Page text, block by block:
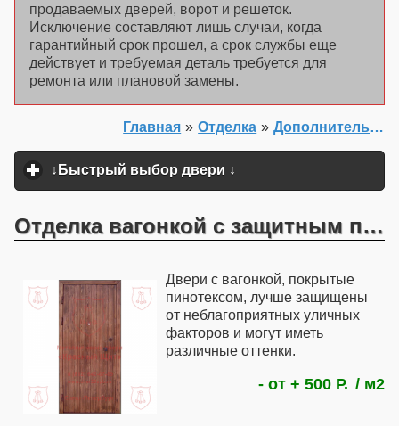
продаваемых дверей, ворот и решеток.
Исключение составляют лишь случаи, когда
гарантийный срок прошел, а срок службы еще
действует и требуемая деталь требуется для
ремонта или плановой замены.
Дополнительные разновидности отделки
»
Отделка
»
Главная
↓Быстрый выбор двери ↓
Отделка вагонкой с защитным покрытием
Двери с вагонкой, покрытые
пинотексом, лучше защищены
от неблагоприятных уличных
факторов и могут иметь
различные оттенки.
м2
- от + 500 Р.